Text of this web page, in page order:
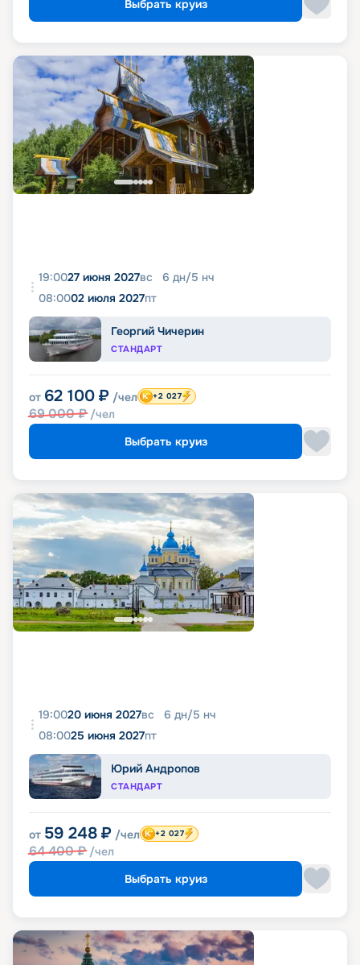
Выбрать круиз
19:0027 июня 2027вс 6 дн/5 нч
08:0002 июля 2027пт
Георгий Чичерин
СТАНДАРТ
от 62 100 ₽ /чел
69 000₽ /чел
+2 027
Выбрать круиз
19:0020 июня 2027вс 6 дн/5 нч
08:0025 июня 2027пт
Юрий Андропов
СТАНДАРТ
от 59 248 ₽ /чел
64 400₽ /чел
+2 027
Выбрать круиз